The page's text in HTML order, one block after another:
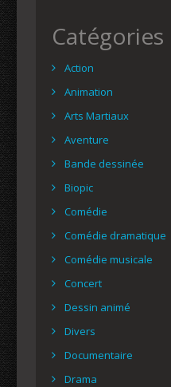
Catégories
Action
Animation
Arts Martiaux
Aventure
Bande dessinée
Biopic
Comédie
Comédie dramatique
Comédie musicale
Concert
Dessin animé
Divers
Documentaire
Drama